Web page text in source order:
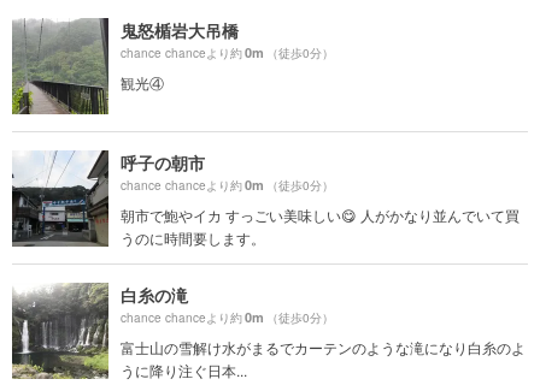
鬼怒楯岩大吊橋
chance chanceより約0m （徒歩0分）
観光④
呼子の朝市
chance chanceより約0m （徒歩0分）
朝市で鮑やイカ すっごい美味しい😋 人がかなり並んでいて買
うのに時間要します。
白糸の滝
chance chanceより約0m （徒歩0分）
富士山の雪解け水がまるでカーテンのような滝になり白糸のよ
うに降り注ぐ日本...